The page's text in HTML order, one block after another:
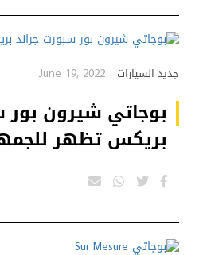
جديد السيارات June 19, 2022
بوجاتي شيرون بور
بريكس تظهر